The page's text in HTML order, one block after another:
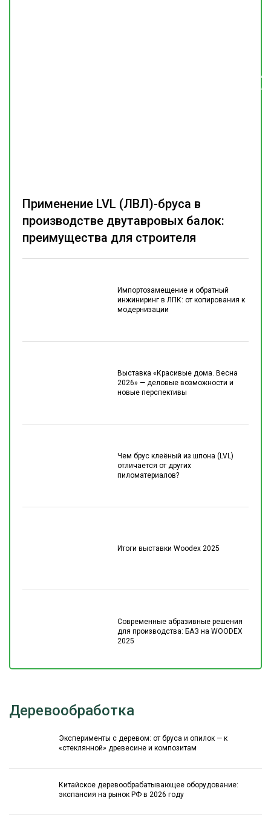
Импортозамещение и обратный
инжиниринг в ЛПК: от копирования к
модернизации
Выставка «Красивые дома. Весна
2026» — деловые возможности и
новые перспективы
Чем брус клеёный из шпона (LVL)
отличается от других
пиломатериалов?
Итоги выставки Woodex 2025
Современные абразивные решения
для производства: БАЗ на WOODEX
2025
Применение LVL (ЛВЛ)-бруса в
производстве двутавровых балок:
преимущества для строителя
Деревообработка
Эксперименты с деревом: от бруса и опилок — к
«стеклянной» древесине и композитам
Китайское деревообрабатывающее оборудование:
экспансия на рынок РФ в 2026 году
Подпишитесь
телеграм-канал